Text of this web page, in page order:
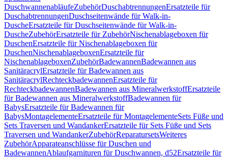
DuschwannenabläufeZubehörDuschabtrennungenErsatzteile für
DuschabtrennungenDuschseitenwände für Walk-in-
DuscheErsatzteile für Duschseitenwände für Walk-in-
DuscheZubehörErsatzteile für ZubehörNischenablageboxen für
DuschenErsatzteile für Nischenablageboxen für
DuschenNischenablageboxenErsatzteile für
NischenablageboxenZubehörBadewannenBadewannen aus
SanitäracrylErsatzteile für Badewannen aus
SanitäracrylRechteckbadewannenErsatzteile für
RechteckbadewannenBadewannen aus MineralwerkstoffErsatzteile
für Badewannen aus MineralwerkstoffBadewannen für
BabysErsatzteile für Badewannen für
BabysMontagelementeErsatzteile für MontagelementeSets Füße und
Sets Traversen und WandankerErsatzteile für Sets Füße und Sets
Traversen und WandankerZubehörReparatursetsWeiteres
ZubehörApparateanschlüsse für Duschen und
BadewannenAblaufgarnituren für Duschwannen, d52Ersatzteile für